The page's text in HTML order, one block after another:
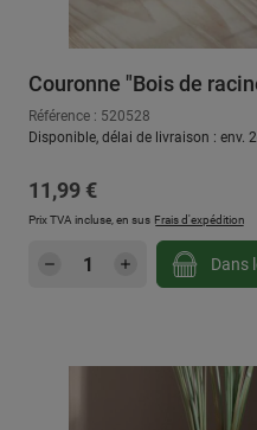
Couronne "Bois de
Référence : 520528
Disponible, délai de livraison : env.
Prix régulier :
11,99 €
Prix TVA incluse, en sus Frais d'expédition
Quantité de Dans